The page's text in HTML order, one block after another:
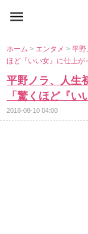
ホーム> エンタメ>平野
ほど『いい女』に仕上
平野ノラ、人生
「驚くほど『
2018-08-10 04:00